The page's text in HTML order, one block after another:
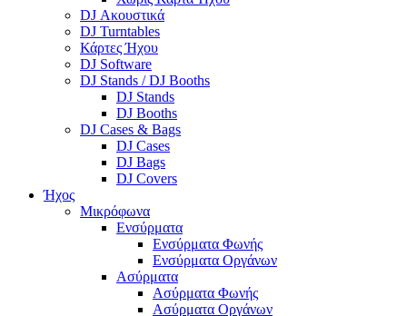
DJ Ακουστικά
DJ Turntables
Κάρτες Ήχου
DJ Software
DJ Stands / DJ Booths
DJ Stands
DJ Booths
DJ Cases & Bags
DJ Cases
DJ Bags
DJ Covers
Ήχος
Μικρόφωνα
Ενσύρματα
Ενσύρματα Φωνής
Ενσύρματα Οργάνων
Ασύρματα
Ασύρματα Φωνής
Ασύρματα Οργάνων